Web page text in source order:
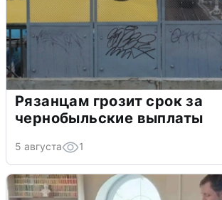
Рязанцам грозит срок за
чернобыльские выплаты
5 августа 1